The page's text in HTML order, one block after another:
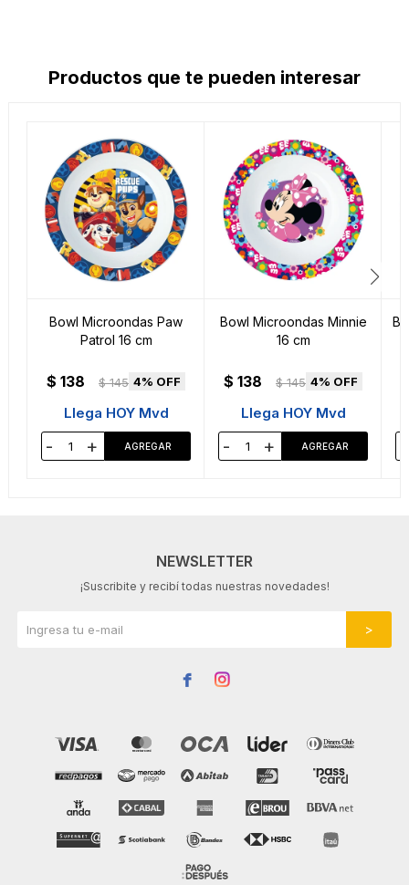
Productos que te pueden interesar
Bowl Microondas Paw
Patrol 16 cm
$ 138 $ 145 4
Llega HOY Mvd
- +
Bowl Microondas Minnie
16 cm
$ 138 $ 145 4
Llega HOY Mvd
- +
NEWSLETTER
¡Suscribite y recibí todas nuestras novedades!
 